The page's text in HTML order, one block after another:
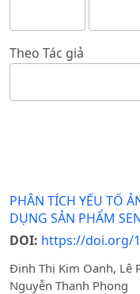
Theo Tác giả
PHÂN TÍCH YẾU TỐ
DỤNG SẢN PHẨM
DOI: https://doi.org/
Đinh Thị Kim Oanh, Lê
Nguyễn Thanh Phong